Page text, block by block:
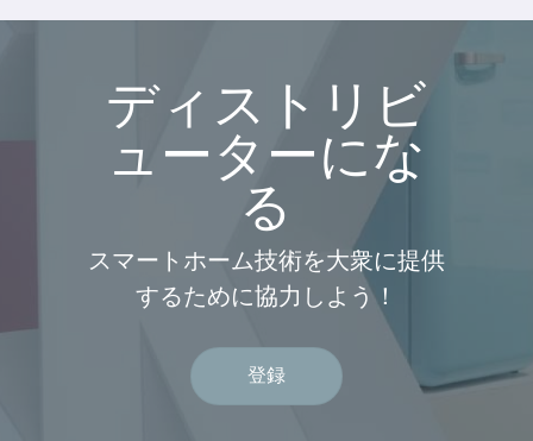
ディストリビ
ューターにな
る
スマートホーム技術を大衆に提供
するために協力しよう！
登録